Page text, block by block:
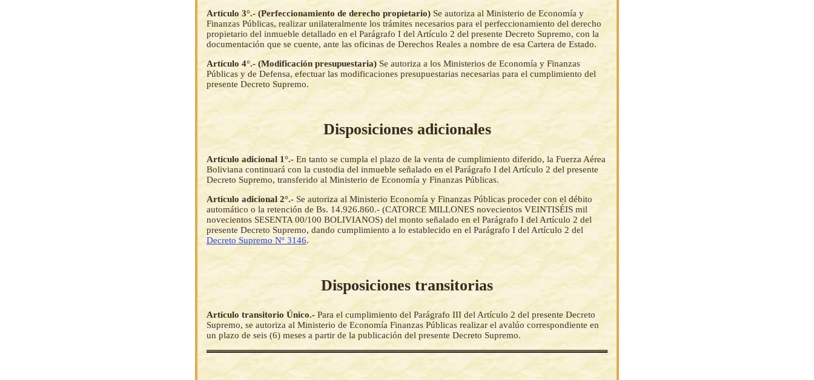
Artículo 3°.- (Perfeccionamiento de derecho propietario) Se autoriza al Ministerio de Economía y
Finanzas Públicas, realizar unilateralmente los trámites necesarios para el perfeccionamiento del derecho
propietario del inmueble detallado en el Parágrafo I del Artículo 2 del presente Decreto Supremo, con la
documentación que se cuente, ante las oficinas de Derechos Reales a nombre de esa Cartera de Estado.
Artículo 4°.- (Modificación presupuestaria) Se autoriza a los Ministerios de Economía y Finanzas
Públicas y de Defensa, efectuar las modificaciones presupuestarias necesarias para el cumplimiento del
presente Decreto Supremo.
Disposiciones adicionales
Artículo adicional 1°.- En tanto se cumpla el plazo de la venta de cumplimiento diferido, la Fuerza Aérea
Boliviana continuará con la custodia del inmueble señalado en el Parágrafo I del Artículo 2 del presente
Decreto Supremo, transferido al Ministerio de Economía y Finanzas Públicas.
Artículo adicional 2°.- Se autoriza al Ministerio Economía y Finanzas Públicas proceder con el débito
automático o la retención de Bs. 14.926.860.- (CATORCE MILLONES novecientos VEINTISÉIS mil
novecientos SESENTA 00/100 BOLIVIANOS) del monto señalado en el Parágrafo I del Artículo 2 del
presente Decreto Supremo, dando cumplimiento a lo establecido en el Parágrafo I del Artículo 2 del
Decreto Supremo Nº 3146.
Disposiciones transitorias
Artículo transitorio Único.- Para el cumplimiento del Parágrafo III del Artículo 2 del presente Decreto
Supremo, se autoriza al Ministerio de Economía Finanzas Públicas realizar el avalúo correspondiente en
un plazo de seis (6) meses a partir de la publicación del presente Decreto Supremo.